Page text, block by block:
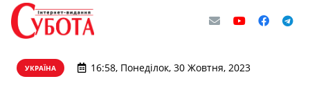
УКРАЇНА 16:58, Понеділок, 30 Жовтня, 2023